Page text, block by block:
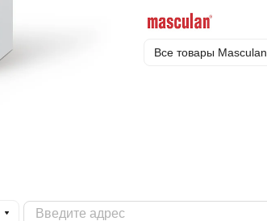
Все товары Masculan